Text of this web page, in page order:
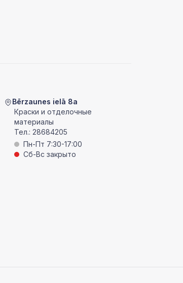
Bērzaunes ielā 8a
Краски и отделочные
материалы
Тел.: 28684205
Пн-Пт 7:30-17:00
Сб-Вс закрыто